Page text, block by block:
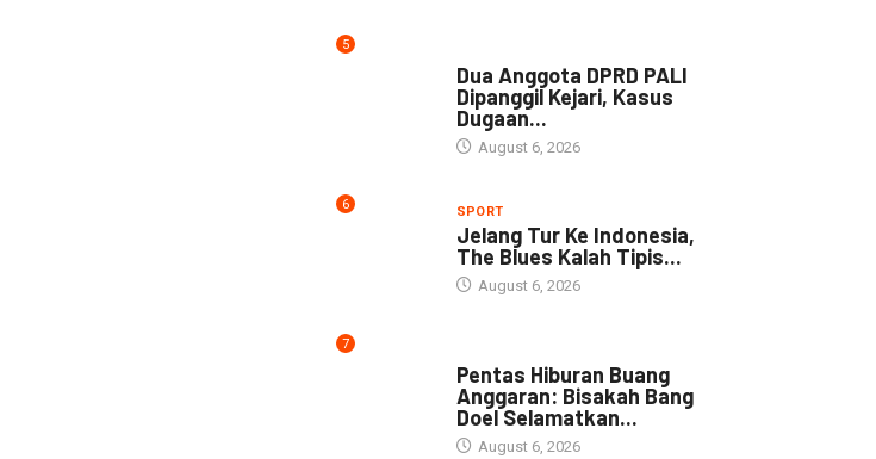
5
Dua Anggota DPRD PALI
Dipanggil Kejari, Kasus
Dugaan...
August 6, 2026
6 SPORT
Jelang Tur Ke Indonesia,
The Blues Kalah Tipis...
August 6, 2026
7
Pentas Hiburan Buang
Anggaran: Bisakah Bang
Doel Selamatkan...
August 6, 2026